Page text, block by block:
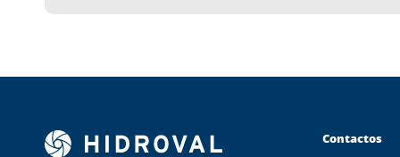
Contactos